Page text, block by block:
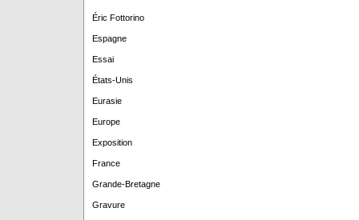
Éric Fottorino
Espagne
Essai
États-Unis
Eurasie
Europe
Exposition
France
Grande-Bretagne
Gravure